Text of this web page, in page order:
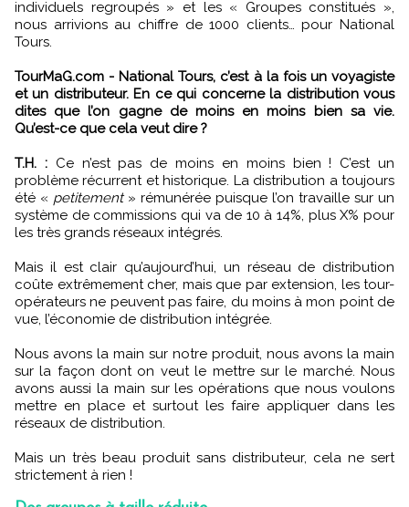
individuels regroupés » et les « Groupes constitués »,
nous arrivions au chiffre de 1000 clients… pour National
Tours.
TourMaG.com - National Tours, c’est à la fois un voyagiste
et un distributeur. En ce qui concerne la distribution vous
dites que l’on gagne de moins en moins bien sa vie.
Qu’est-ce que cela veut dire ?
T.H. :Ce n’est pas de moins en moins bien ! C’est un
problème récurrent et historique. La distribution a toujours
été « petitement» rémunérée puisque l’on travaille sur un
système de commissions qui va de 10 à 14%, plus X% pour
les très grands réseaux intégrés.
Mais il est clair qu’aujourd’hui, un réseau de distribution
coûte extrêmement cher, mais que par extension, les tour-
opérateurs ne peuvent pas faire, du moins à mon point de
vue, l’économie de distribution intégrée.
Nous avons la main sur notre produit, nous avons la main
sur la façon dont on veut le mettre sur le marché. Nous
avons aussi la main sur les opérations que nous voulons
mettre en place et surtout les faire appliquer dans les
réseaux de distribution.
Mais un très beau produit sans distributeur, cela ne sert
strictement à rien !